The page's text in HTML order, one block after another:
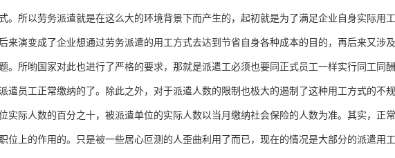
。所以劳务派遣就是在这么大的环境背景下而产生的，起初就是为了满足企业自身实际用
来演变成了企业想通过劳务派遣的用工方式去达到节省自身各种成本的目的，再后来又涉
。所哟国家对此也进行了严格的要求，那就是派遣工必须也要同正式员工一样实行同工同
遣员工正常缴纳的了。除此之外，对于派遣人数的限制也极大的遏制了这种用工方式的不
实际人数的百分之十，被派遣单位的实际人数以当月缴纳社会保险的人数为准。其实，正
位上的作用的。只是被一些居心叵测的人歪曲利用了而已，现在的情况是大部分的派遣用